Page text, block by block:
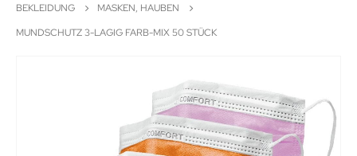
BEKLEIDUNG
MASKEN, HAUBEN
MUNDSCHUTZ 3-LAGIG FARB-MIX 50 STÜCK